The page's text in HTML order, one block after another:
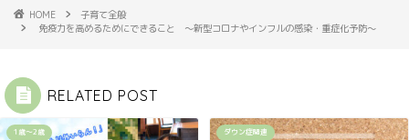
HOME
子育て全般
免疫力を高めるためにできること 〜新型コロナやインフルの感染・重症化予防〜
RELATED POST
1歳〜2歳 ダウン症関連